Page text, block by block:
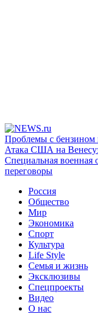
Проблемы с бензином
Атака США на
Специальная военная
переговоры
Россия
Общество
Мир
Экономика
Спорт
Культура
Life Style
Семья и жизнь
Эксклюзивы
Спецпроекты
Видео
О нас